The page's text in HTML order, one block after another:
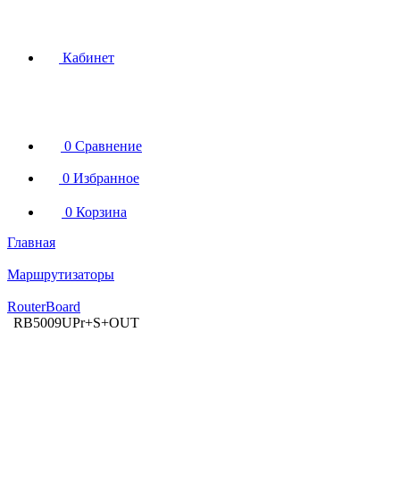
Кабинет
0 Сравнение
0 Избранное
0 Корзина
Главная
Маршрутизаторы
RouterBoard
RB5009UPr+S+OUT